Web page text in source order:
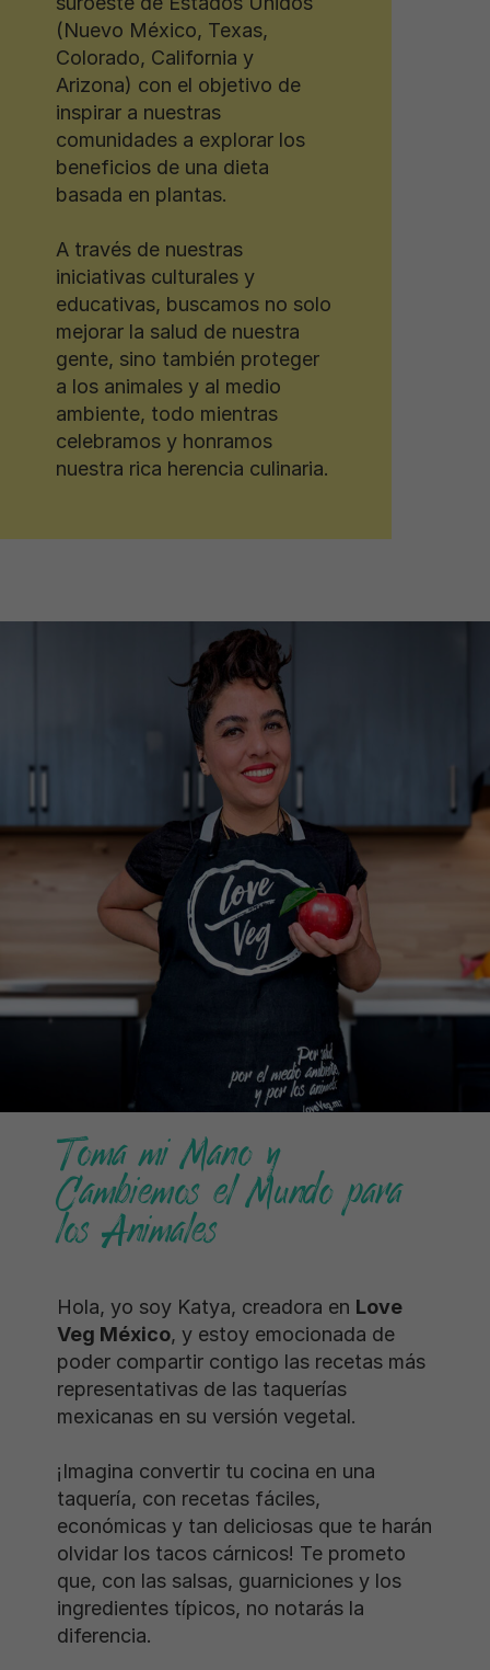
(Nuevo México, Texas,
Colorado, California y
Arizona) con el objetivo de
inspirar a nuestras
comunidades a explorar los
beneficios de una dieta
basada en plantas.
A través de nuestras
iniciativas culturales y
educativas, buscamos no solo
mejorar la salud de nuestra
gente, sino también proteger
a los animales y al medio
ambiente, todo mientras
celebramos y honramos
nuestra rica herencia culinaria.
Toma mi Mano y
Cambiemos el Mundo para
los Animales
Hola, yo soy Katya, creadora en Love
Veg México, y estoy emocionada de
poder compartir contigo las recetas más
representativas de las taquerías
mexicanas en su versión vegetal.
¡Imagina convertir tu cocina en una
taquería, con recetas fáciles,
económicas y tan deliciosas que te harán
olvidar los tacos cárnicos! Te prometo
que, con las salsas, guarniciones y los
ingredientes típicos, no notarás la
diferencia.